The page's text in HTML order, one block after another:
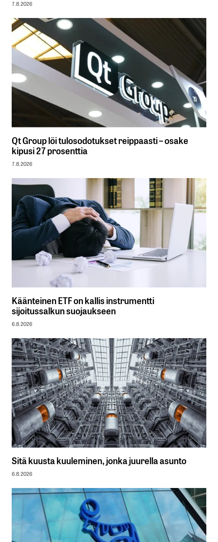
7.8.2026
Qt Group löi tulosodotukset reippaasti – osake
kipusi 27 prosenttia
7.8.2026
Käänteinen ETF on kallis instrumentti
sijoitussalkun suojaukseen
6.8.2026
Sitä kuusta kuuleminen, jonka juurella asunto
6.8.2026